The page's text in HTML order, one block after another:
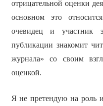
отрицательной оценки
основном это
очевидец и участник
публикации знакомит
журнала» со своим
оценкой.
Я не претендую на роль